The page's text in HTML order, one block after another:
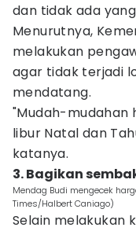
dan tidak ada
Menurutnya,
melakukan
agar tidak terjadi
mendatang.
"Mudah-mudahan
libur Natal dan
katanya.
3. Bagikan
Mendag Budi mengecek
Times/Halbert Caniago)
Selain melakukan